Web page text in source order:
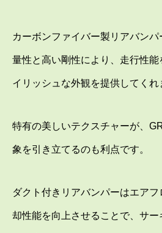
カーボンファイバー製リアバン
量性と高い剛性により、走行性
イリッシュな外観を提供してくれ
特有の美しいテクスチャーが、
象を引き立てるのも利点です。
ダクト付きリアバンパーはエア
却性能を向上させることで、サ